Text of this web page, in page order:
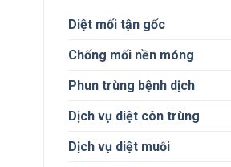
Diệt mối tận gốc
Chống mối nền móng
Phun trùng bệnh dịch
Dịch vụ diệt côn trùng
Dịch vụ diệt muỗi